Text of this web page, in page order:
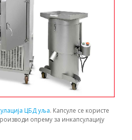
ЦБД уља. Капсуле се користе
опрему за инкапсулацију